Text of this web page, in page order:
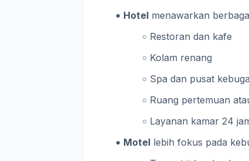
Hotel menawarkan
Restoran dan kafe
Kolam renang
Spa dan pusat
Ruang pertemuan
Layanan kamar 24
Motel lebih fokus pada